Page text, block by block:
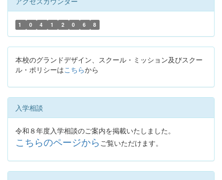
1 0 4 1 2 0 6 8
本校のグランドデザイン、スクール・ミッション及びスクー
ル・ポリシーはこちらから
入学相談
令和８年度入学相談のご案内を掲載いたしました。
こちらのページから ご覧いただけます。